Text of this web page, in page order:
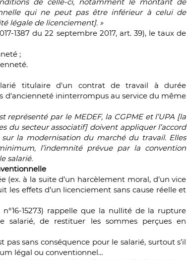
qui ne peut pas être inférieur à celui de
légale de licenciement]. »
1387 du 22 septembre 2017, art. 39), le taux de
;
titulaire d'un contrat de travail à durée
d'ancienneté ininterrompus au service du même
représenté par le MEDEF, la CGPME et l’UPA [la
du secteur associatif] doivent appliquer l’accord
la modernisation du marché du travail. Elles
l’indemnité prévue par la convention
salarié.
(ex. à la suite d’un harcèlement moral, d’un vice
les effets d’un licenciement sans cause réelle et
15273) rappelle que la nullité de la rupture
salarié, de restituer les sommes perçues en
sans conséquence pour le salarié, surtout s’il
légal ou conventionnel…